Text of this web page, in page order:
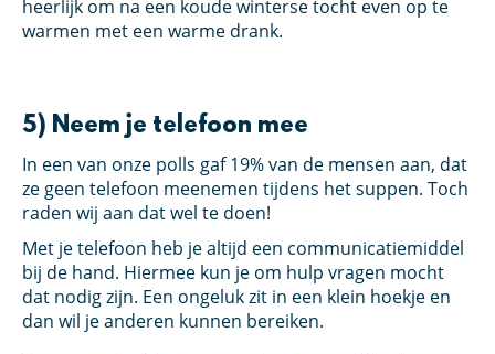
heerlijk om na een koude winterse tocht even op te
warmen met een warme drank.
5) Neem je telefoon mee
In een van onze polls gaf 19% van de mensen aan, dat
ze geen telefoon meenemen tijdens het suppen. Toch
raden wij aan dat wel te doen!
Met je telefoon heb je altijd een communicatiemiddel
bij de hand. Hiermee kun je om hulp vragen mocht
dat nodig zijn. Een ongeluk zit in een klein hoekje en
dan wil je anderen kunnen bereiken.